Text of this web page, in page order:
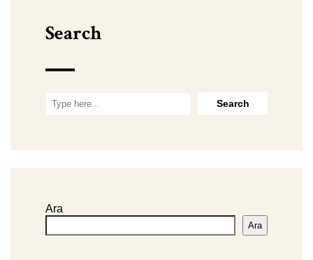
Search
Ara
Ara